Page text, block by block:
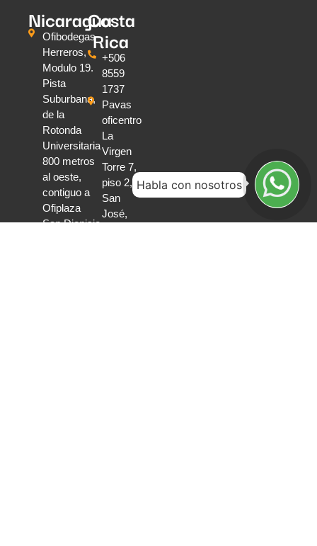
Nicaragua
Ofibodegas
Herreros,
Modulo 19.
Pista
Suburbana,
de la
Rotonda
Universitaria
800 metros
al oeste,
contiguo a
Ofiplaza
San Dionisio
Costa
Rica
+506
8559
1737
Pavas
oficentro
La
Virgen
Torre 7,
piso 2,
San
José,
Habla con nosotros